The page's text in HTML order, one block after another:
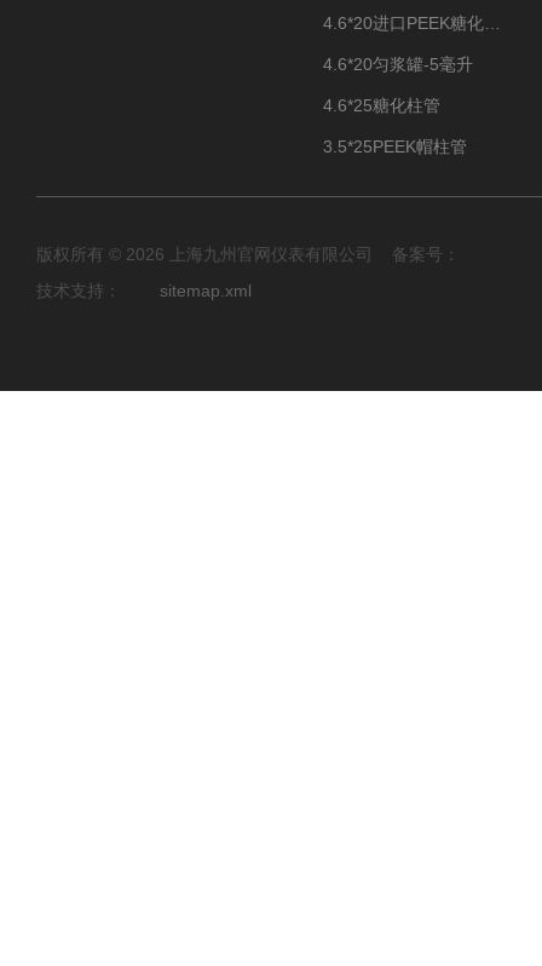
4.6*20匀浆罐-5毫升
4.6*25糖化柱管
3.5*25PEEK帽柱管
版权所有 © 2026 上海九州官网仪表有限公司 备案号：
技术支持： sitemap.xml